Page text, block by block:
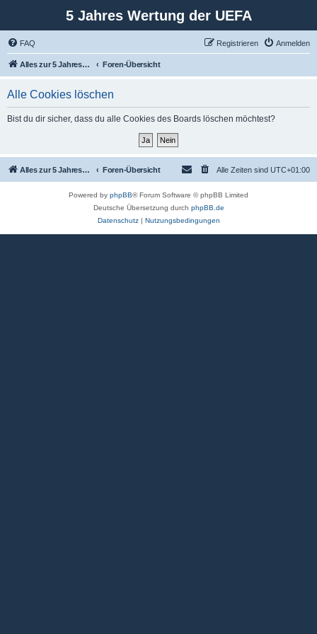
5 Jahres Wertung der UEFA
FAQ Anmelden
Registrieren
Alles zur 5 Jahreswertung / Tabelle der UEFA mit vielen Statistiken. Foren-Übersicht
Alle Cookies löschen
Bist du dir sicher, dass du alle Cookies des Boards löschen möchtest?
Alles zur 5 Jahreswertung / Tabelle der UEFA mit vielen Statistiken. Foren-Übersicht Alle Zeiten sind UTC+01:00
Powered by phpBB® Forum Software © phpBB Limited
Deutsche Übersetzung durch phpBB.de
Datenschutz| Nutzungsbedingungen